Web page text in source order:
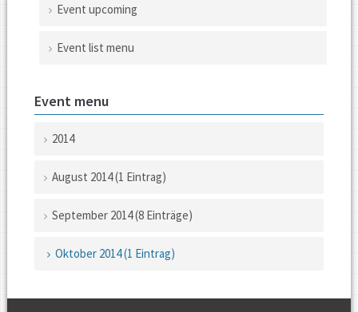
Event upcoming
Event list menu
Event menu
2014
August 2014 (1 Eintrag)
September 2014 (8 Einträge)
Oktober 2014 (1 Eintrag)